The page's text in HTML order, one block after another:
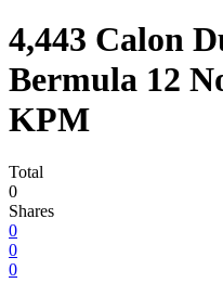
4,443 Calon
Bermula 12
KPM
Total
0
Shares
0
0
0